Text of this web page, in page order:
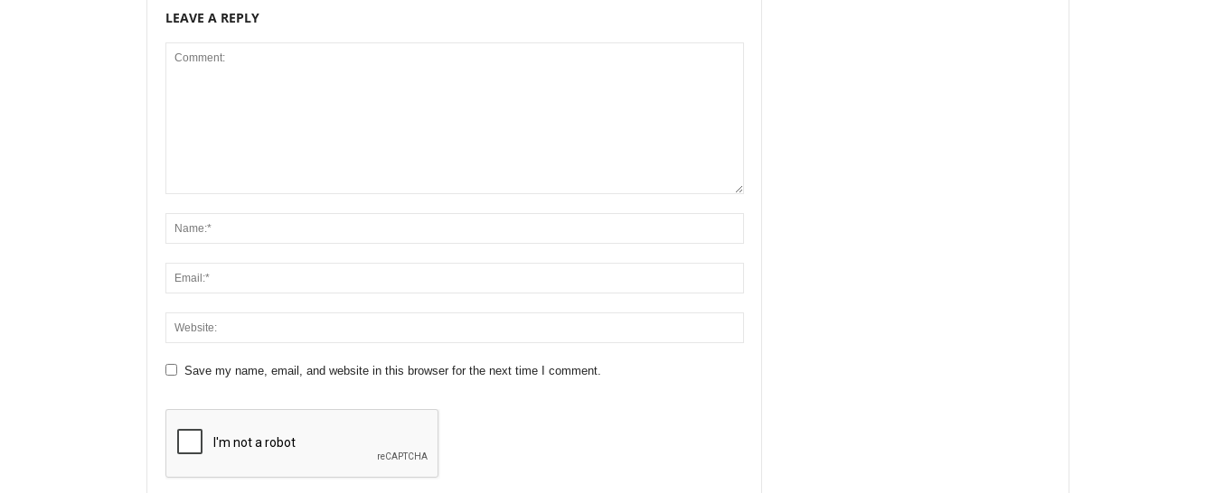
LEAVE A REPLY
Save my name, email, and website in this browser for the next time I comment.